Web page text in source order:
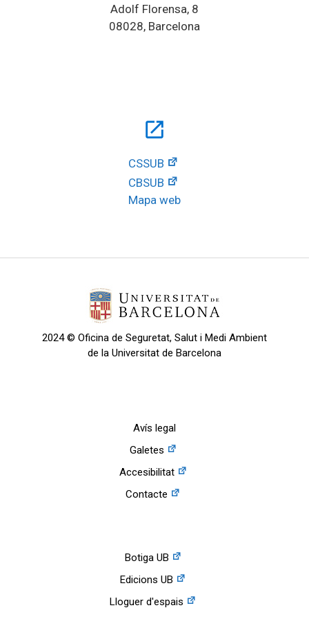
Adolf Florensa, 8
08028, Barcelona
open_in_new
CSSUB
CBSUB
Mapa web
2024 © Oficina de Seguretat, Salut i Medi Ambient
de la Universitat de Barcelona
Avís legal
Galetes
Accesibilitat
Contacte
Botiga UB
Edicions UB
Lloguer d'espais